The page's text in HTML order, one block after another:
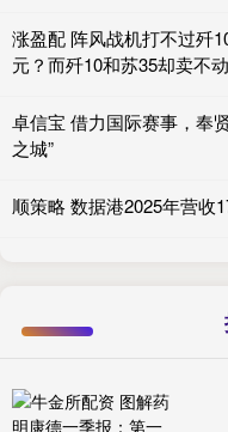
涨盈配 阵风战机打不过歼
元？而歼10和苏35却卖不
卓信宝 借力国际赛事，奉
之城”
顺策略 数据港2025年营收